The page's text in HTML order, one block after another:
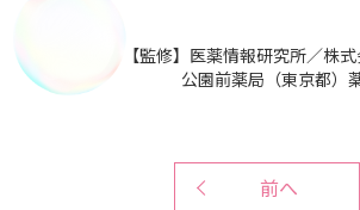
【監修】医薬情報研究所／株
公園前薬局（東京都
前へ